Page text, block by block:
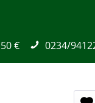
€ 0234/